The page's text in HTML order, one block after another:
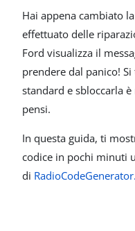
Hai appena cambiato
effettuato delle
Ford visualizza il
prendere dal panico!
standard e sbloccarla
pensi.
In questa guida, ti
codice in pochi minuti
di